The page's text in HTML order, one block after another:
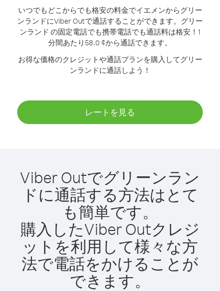
いつでもどこからでも格安の料金でイエメンからグリー
ンランドにViber Outで通話することができます。 グリー
ンランド の固定電話でも携帯電話でも通話料は格安！1
分間あたり58.0 ¢から通話できます。
お得な価格のクレジットや通話プランを購入してグリー
ンランドに通話しよう！
レートを見る
Viber Outでグリーンラン
ドに通話する方法はとて
も簡単です。
購入したViber Outクレジ
ットを利用して様々な方
法で電話をかけることが
できます。